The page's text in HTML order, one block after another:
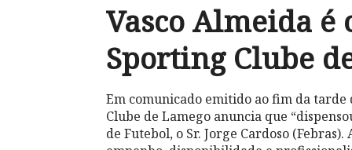
Vasco Almeida
Sporting Clube
Em comunicado emitido ao fim da
Clube de Lamego anuncia que
de Futebol, o Sr. Jorge Cardoso